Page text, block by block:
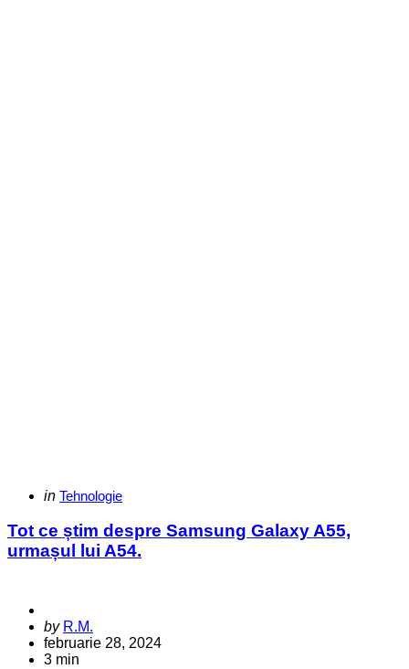
Categories
Posted
in Tehnologie
Tot ce știm despre Samsung Galaxy A55,
urmașul lui A54.
Posted
by
by R.M.
februarie 28, 2024
3 min